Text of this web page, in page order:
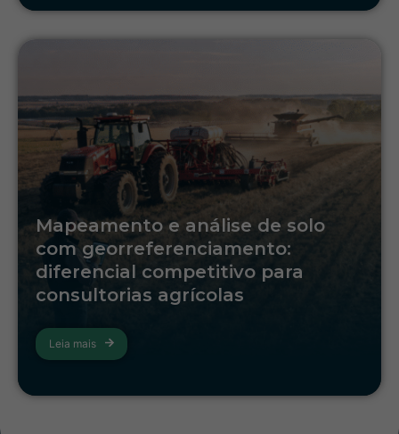
Mapeamento e análise de solo
com georreferenciamento:
diferencial competitivo para
consultorias agrícolas
Leia mais